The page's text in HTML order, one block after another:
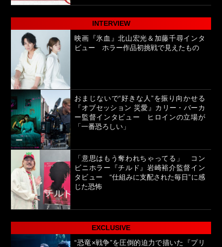
INTERVIEW
映画『氷血』北山宏光＆加藤千尋インタ
ビュー ホラー作品初挑戦で見えたもの
おまじないで“好きな人”を振り向かせる
『オブセッション 災愛』カリー・バーカ
ー監督インタビュー ヒロインの立場が
「一番恐ろしい」
「意思はもう奪われちゃってる」 コン
ビニホラー『チルド』岩崎裕介監督イン
タビュー “仕組みに支配された毎日”に感
じた恐怖
EXCLUSIVE
“恐竜×戦争”を圧倒的迫力で描いた『プリ